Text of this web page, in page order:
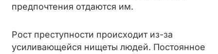
предпочтения отдаются им.
Рост преступности происходит из-за
усиливающейся нищеты людей. Постоянное